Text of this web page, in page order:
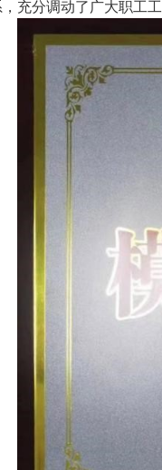
充分调动了广大职工